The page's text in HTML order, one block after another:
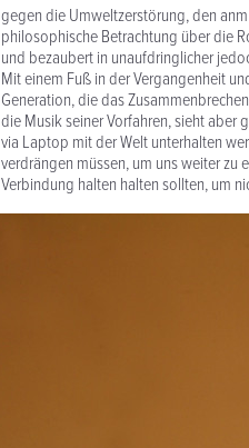
gegen die Umweltzerstörung, den
philosophische Betrachtung über die
und bezaubert in unaufdringlicher
Mit einem Fuß in der Vergangenheit
Generation, die das
die Musik seiner Vorfahren, sieht aber
via Laptop mit der Welt unterhalten
verdrängen müssen, um uns weiter
Verbindung halten halten sollten, um